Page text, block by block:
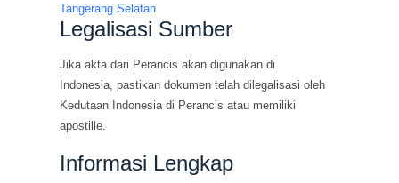
Tangerang Selatan
Legalisasi Sumber
Jika akta dari Perancis akan digunakan di
Indonesia, pastikan dokumen telah dilegalisasi oleh
Kedutaan Indonesia di Perancis atau memiliki
apostille.
Informasi Lengkap